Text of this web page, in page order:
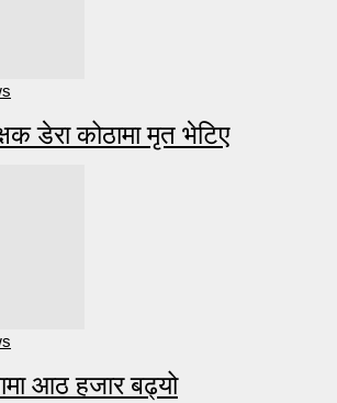
डेरा कोठामा मृत भेटिए
आठ हजार बढ्यो